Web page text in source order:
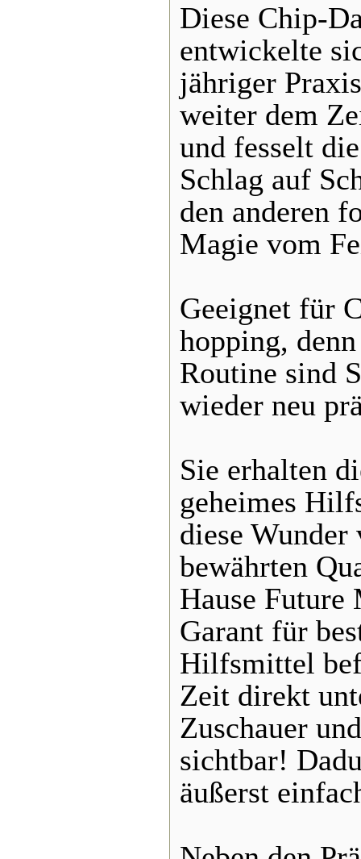
Diese Chip-
entwickelte
jähriger
weiter dem
und fesselt
Schlag auf
den anderen
Magie vom
Geeignet für
hopping,
Routine sind
wieder neu
Sie erhalten
geheimes
diese
bewährten
Hause
Garant für
Hilfsmittel
Zeit direkt
Zuschauer
sichtbar!
äußerst